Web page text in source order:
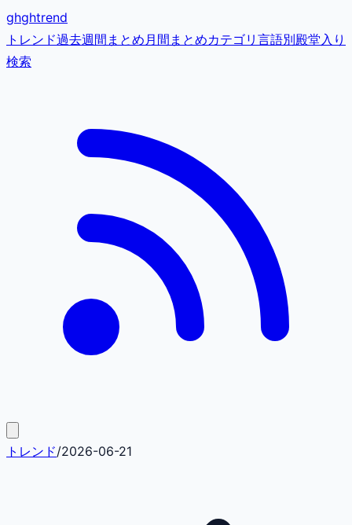
ghghtrend
トレンド過去週間まとめ月間まとめカテゴリ 言語別殿堂入り
検索
トレンド/2026-06-21